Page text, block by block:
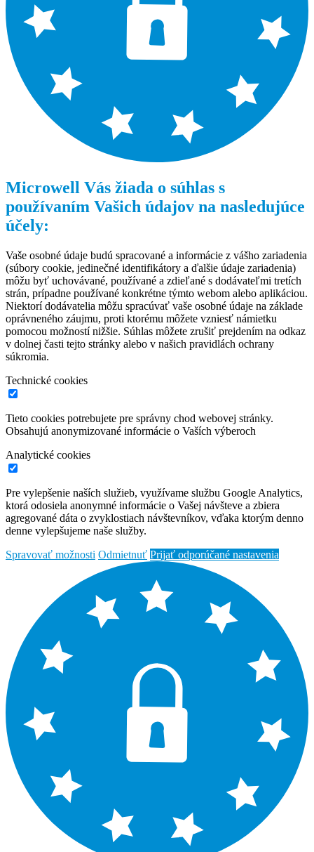
Microwell Vás žiada o súhlas s
používaním Vašich údajov na nasledujúce
účely:
Vaše osobné údaje budú spracované a informácie z vášho zariadenia
(súbory cookie, jedinečné identifikátory a ďalšie údaje zariadenia)
môžu byť uchovávané, používané a zdieľané s dodávateľmi tretích
strán, prípadne používané konkrétne týmto webom alebo aplikáciou.
Niektorí dodávatelia môžu spracúvať vaše osobné údaje na základe
oprávneného záujmu, proti ktorému môžete vzniesť námietku
pomocou možností nižšie. Súhlas môžete zrušiť prejdením na odkaz
v dolnej časti tejto stránky alebo v našich pravidlách ochrany
súkromia.
Technické cookies
Tieto cookies potrebujete pre správny chod webovej stránky.
Obsahujú anonymizované informácie o Vaších výberoch
Analytické cookies
Pre vylepšenie naších služieb, využívame službu Google Analytics,
ktorá odosiela anonymné informácie o Vašej návšteve a zbiera
agregované dáta o zvyklostiach návštevníkov, vďaka ktorým denno
denne vylepšujeme naše služby.
Spravovať možnosti Odmietnuť Prijať odporúčané nastavenia